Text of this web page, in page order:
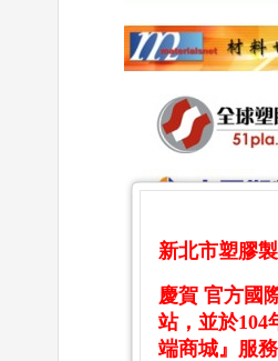
新北市塑膠
慶賀 官方國
站，並於104
端商城』服